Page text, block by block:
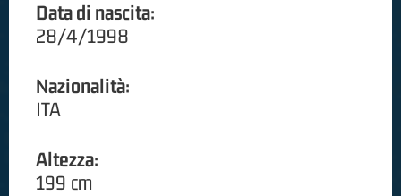
Data di nascita:
28/4/1998
Nazionalità:
ITA
Altezza:
199 cm